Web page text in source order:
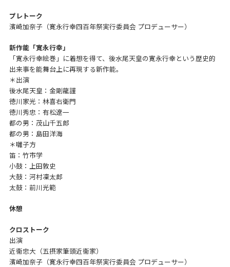
プレトーク
濱崎加奈子（寛永行幸四百年祭実行委員会 プロデューサー）
新作能「寛永行幸」
「寛永行幸絵巻」に着想を得て、後水尾天皇の寛永行幸という歴史的
出来事を能舞台上に再現する新作能。
＊出演
後水尾天皇：金剛龍謹
徳川家光：林喜右衛門
徳川秀忠：有松遼一
都の男：茂山千五郎
都の男：島田洋海
＊囃子方
笛：竹市学
小鼓：上田敦史
大鼓：河村凜太郎
太鼓：前川光範
休憩
クロストーク
出演
近衞忠大（五摂家筆頭近衞家）
濱崎加奈子（寛永行幸四百年祭実行委員会 プロデューサー）